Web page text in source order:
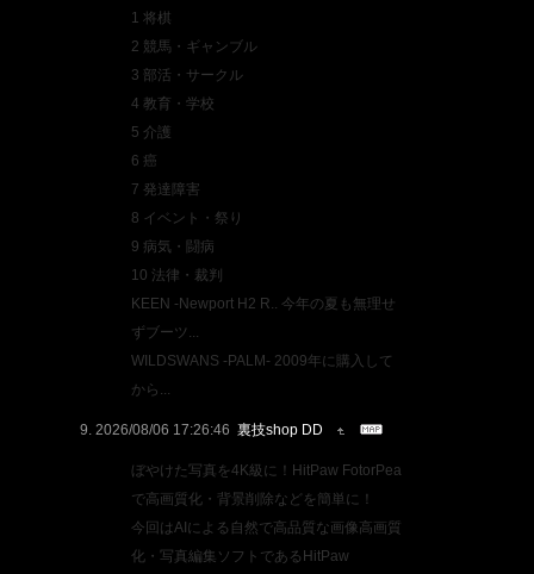
1 将棋
2 競馬・ギャンブル
3 部活・サークル
4 教育・学校
5 介護
6 癌
7 発達障害
8 イベント・祭り
9 病気・闘病
10 法律・裁判
KEEN -Newport H2 R.. 今年の夏も無理せ
ずブーツ...
WILDSWANS -PALM- 2009年に購入して
から...
2026/08/06 17:26:46 裏技shop DD
ぼやけた写真を4K級に！HitPaw FotorPea
で高画質化・背景削除などを簡単に！
今回はAIによる自然で高品質な画像高画質
化・写真編集ソフトであるHitPaw